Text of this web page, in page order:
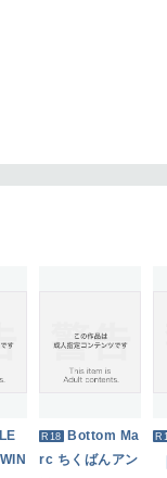
R18 Bottom Ma
rc ちくばんアン